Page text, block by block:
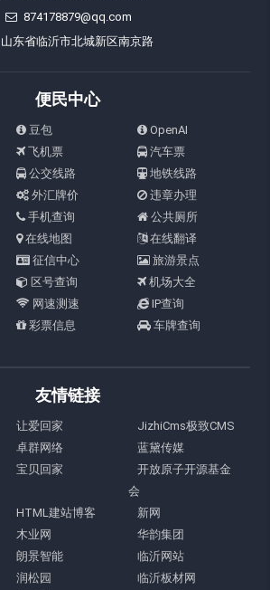
874178879@qq.com
山东省临沂市北城新区南京路
便民中心
豆包
OpenAI
飞机票
汽车票
公交线路
地铁线路
外汇牌价
违章办理
手机查询
公共厕所
在线地图
在线翻译
征信中心
旅游景点
区号查询
机场大全
网速测速
IP查询
彩票信息 车牌查询
友情链接
让爱回家
JizhiCms极致CMS
卓群网络
蓝黛传媒
宝贝回家
开放原子开源基金
会
HTML建站博客
新网
木业网
华韵集团
朗景智能
临沂网站
润松园
临沂板材网